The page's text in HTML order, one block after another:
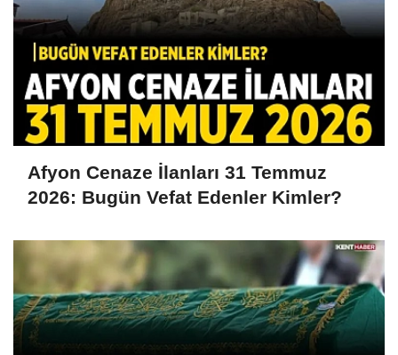
Afyon Cenaze İlanları 31 Temmuz
2026: Bugün Vefat Edenler Kimler?